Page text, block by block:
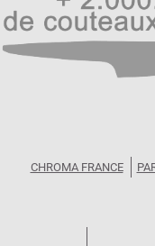
CHROMA FRANCE